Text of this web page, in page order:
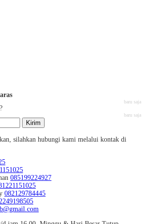
baru saja
baru saja
Kirim
silahkan hubungi kami melalui kontak di
085199224927
082129784445